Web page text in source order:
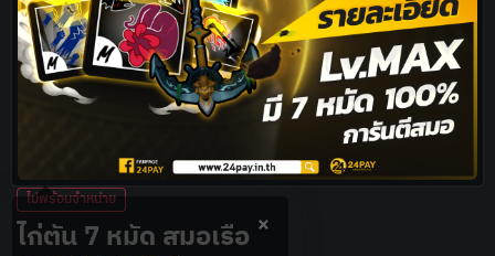
ไม่พร้อมจำหน่าย
ไก่ตัน 7 หมัด สมอเรือ ×